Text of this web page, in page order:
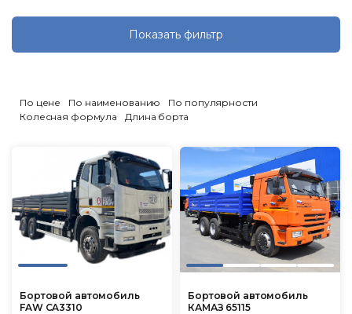
Показать фильтр
По цене По наименованию
По популярности
Колесная формула
Длина борта
Бортовой автомобиль
FAW CA3310
Бортовой автомобиль
КАМАЗ 65115